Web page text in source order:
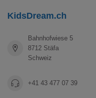
KidsDream.ch
Bahnhofwiese 5
8712 Stäfa
Schweiz
+41 43 477 07 39